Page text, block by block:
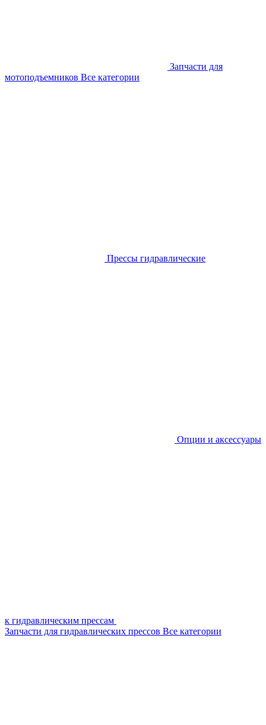
Запчасти для
мотоподъемников Все категории
Прессы гидравлические
Опции и аксессуары
к гидравлическим прессам
Запчасти для гидравлических прессов Все категории